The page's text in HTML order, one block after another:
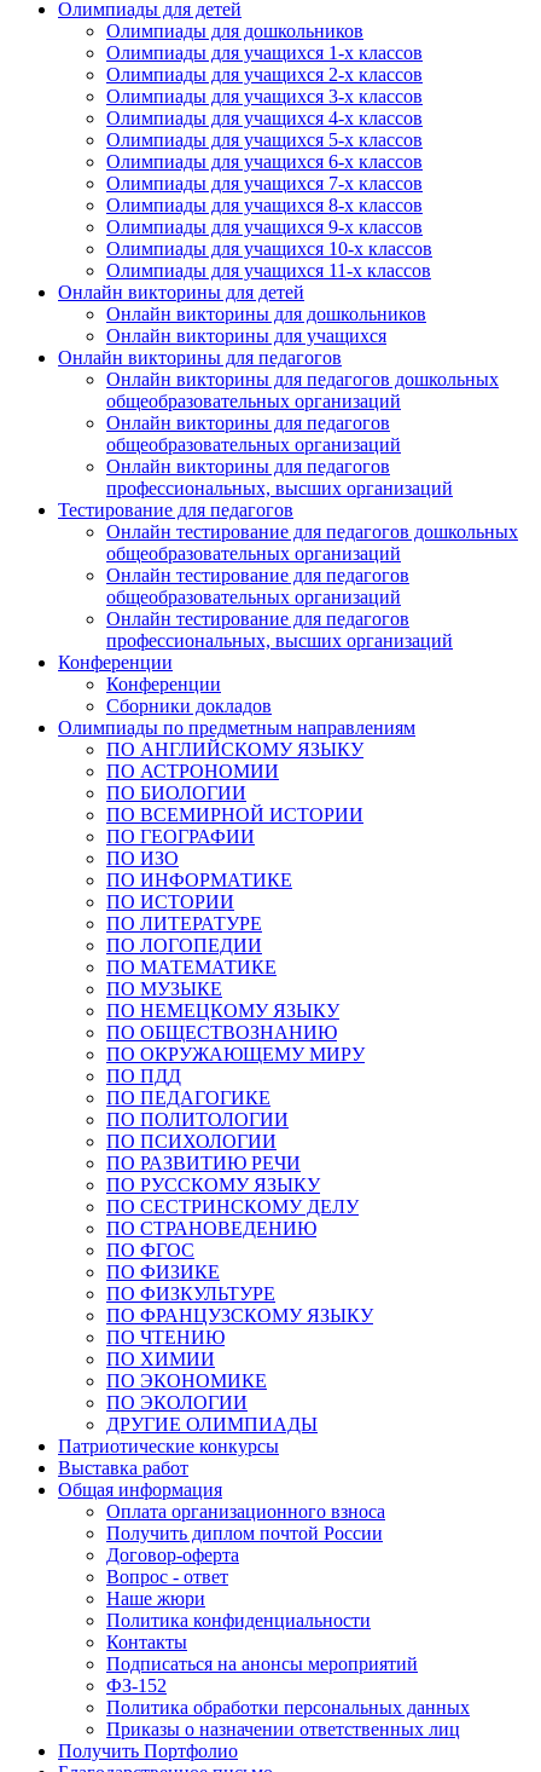
Олимпиады для детей
Олимпиады для дошкольников
Олимпиады для учащихся 1-х классов
Олимпиады для учащихся 2-х классов
Олимпиады для учащихся 3-х классов
Олимпиады для учащихся 4-х классов
Олимпиады для учащихся 5-х классов
Олимпиады для учащихся 6-х классов
Олимпиады для учащихся 7-х классов
Олимпиады для учащихся 8-х классов
Олимпиады для учащихся 9-х классов
Олимпиады для учащихся 10-х классов
Олимпиады для учащихся 11-х классов
Онлайн викторины для детей
Онлайн викторины для дошкольников
Онлайн викторины для учащихся
Онлайн викторины для педагогов
Онлайн викторины для педагогов дошкольных
общеобразовательных организаций
Онлайн викторины для педагогов
общеобразовательных организаций
Онлайн викторины для педагогов
профессиональных, высших организаций
Тестирование для педагогов
Онлайн тестирование для педагогов дошкольных
общеобразовательных организаций
Онлайн тестирование для педагогов
общеобразовательных организаций
Онлайн тестирование для педагогов
профессиональных, высших организаций
Конференции
Конференции
Сборники докладов
Олимпиады по предметным направлениям
ПО АНГЛИЙСКОМУ ЯЗЫКУ
ПО АСТРОНОМИИ
ПО БИОЛОГИИ
ПО ВСЕМИРНОЙ ИСТОРИИ
ПО ГЕОГРАФИИ
ПО ИЗО
ПО ИНФОРМАТИКЕ
ПО ИСТОРИИ
ПО ЛИТЕРАТУРЕ
ПО ЛОГОПЕДИИ
ПО МАТЕМАТИКЕ
ПО МУЗЫКЕ
ПО НЕМЕЦКОМУ ЯЗЫКУ
ПО ОБЩЕСТВОЗНАНИЮ
ПО ОКРУЖАЮЩЕМУ МИРУ
ПО ПДД
ПО ПЕДАГОГИКЕ
ПО ПОЛИТОЛОГИИ
ПО ПСИХОЛОГИИ
ПО РАЗВИТИЮ РЕЧИ
ПО РУССКОМУ ЯЗЫКУ
ПО СЕСТРИНСКОМУ ДЕЛУ
ПО СТРАНОВЕДЕНИЮ
ПО ФГОС
ПО ФИЗИКЕ
ПО ФИЗКУЛЬТУРЕ
ПО ФРАНЦУЗСКОМУ ЯЗЫКУ
ПО ЧТЕНИЮ
ПО ХИМИИ
ПО ЭКОНОМИКЕ
ПО ЭКОЛОГИИ
ДРУГИЕ ОЛИМПИАДЫ
Патриотические конкурсы
Выставка работ
Общая информация
Оплата организационного взноса
Получить диплом почтой России
Договор-оферта
Вопрос - ответ
Наше жюри
Политика конфиденциальности
Контакты
Подписаться на анонсы мероприятий
ФЗ-152
Политика обработки персональных данных
Приказы о назначении ответственных лиц
Получить Портфолио